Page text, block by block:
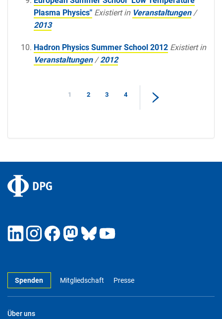
Plasma Physics" Existiert in Veranstaltungen /
2013
Hadron Physics Summer School 2012 Existiert in
Veranstaltungen /2012
1 2 3 4
Spenden Mitgliedschaft Presse
Über uns